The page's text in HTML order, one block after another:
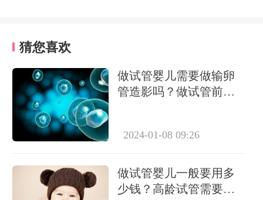
猜您喜欢
做试管婴儿需要做输卵
管造影吗？做试管前必
2024-01-08 09:26
做试管婴儿一般要用多
少钱？高龄试管需要做